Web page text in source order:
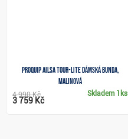
ProQuip Ailsa Tour-Lite dámská bunda,
malinová
Skladem 1ks
4 990 Kč
3 759 Kč